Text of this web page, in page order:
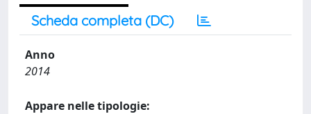
Scheda completa (DC)
Anno
2014
Appare nelle tipologie: